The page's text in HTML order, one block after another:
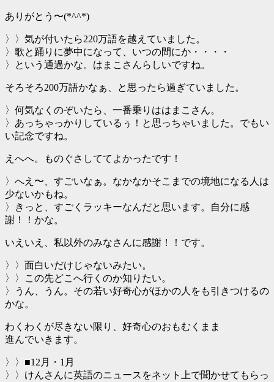
ありがとう〜(*^^*)
〉〉気が付いたら220万語を越えていました。
〉歌と踊りに夢中になって、いつの間にか・・・・
〉という通過かな。はまこさんらしいですね。
そろそろ200万語かなぁ、と思ったら過ぎていました。
〉何気なくのぞいたら、一番乗りははまこさん。
〉あっちゃっかりしているぅ！と思っちゃいました。でもい
い記念ですね。
えへへ。ものぐさしててよかったです！
〉へえ〜、すごいなぁ。なかなかそこまでの境地になる人は
少ないかもね。
〉きっと、すごくラッキーなんだと思います。自分に感
謝！！かな。
いえいえ、私以外のみなさんに感謝！！です。
〉〉面白いだけじゃないみたい。
〉〉この先どこへ行くのか知りたい。
〉うん、うん。その若い好奇心がほかの人をも引きつけるの
かな。
わくわくが尽きない限り、好奇心のおもむくまま
進んでいきます。
〉〉■12月・1月
〉〉けんさんに英語のニュースをネット上で聞かせてもらっ